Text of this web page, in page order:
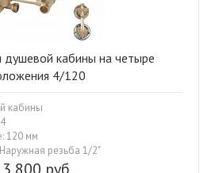
душевой кабины на четыре
4/120
кабины
120 мм
резьба 1/2"